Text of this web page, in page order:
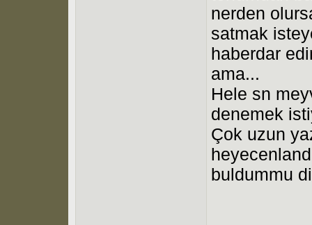
nerden
satmak
haberdar
ama...
Hele sn
denemek
Çok uzun
buldummu